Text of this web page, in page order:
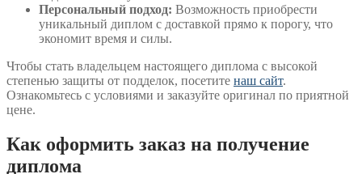
Персональный подход: Возможность приобрести
уникальный диплом с доставкой прямо к порогу, что
экономит время и силы.
Чтобы стать владельцем настоящего диплома с высокой
степенью защиты от подделок, посетите наш сайт.
Ознакомьтесь с условиями и заказуйте оригинал по приятной
цене.
Как оформить заказ на получение
диплома